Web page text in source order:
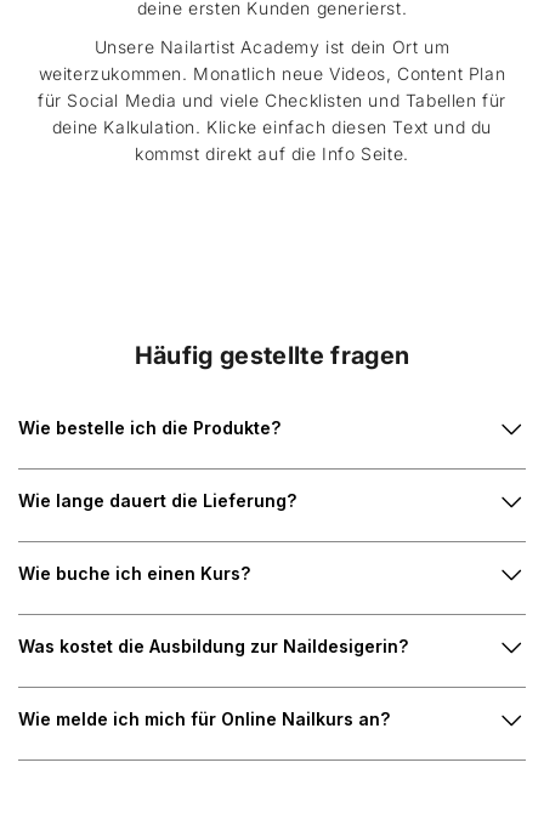
deine ersten Kunden generierst.
Unsere Nailartist Academy ist dein Ort um
weiterzukommen. Monatlich neue Videos, Content Plan
für Social Media und viele Checklisten und Tabellen für
deine Kalkulation. Klicke einfach diesen Text und du
kommst direkt auf die Info Seite.
Häufig gestellte fragen
Wie bestelle ich die Produkte?
Wie lange dauert die Lieferung?
Wie buche ich einen Kurs?
Was kostet die Ausbildung zur Naildesigerin?
Wie melde ich mich für Online Nailkurs an?